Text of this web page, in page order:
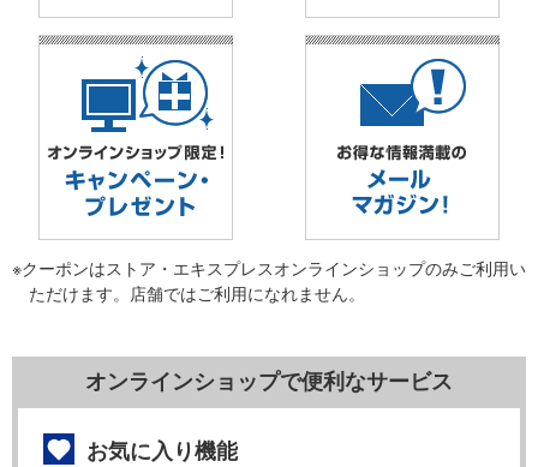
※クーポンはストア・エキスプレスオンラインショップのみご利用い
ただけます。店舗ではご利用になれません。
オンラインショップで便利なサービス
お気に入り機能